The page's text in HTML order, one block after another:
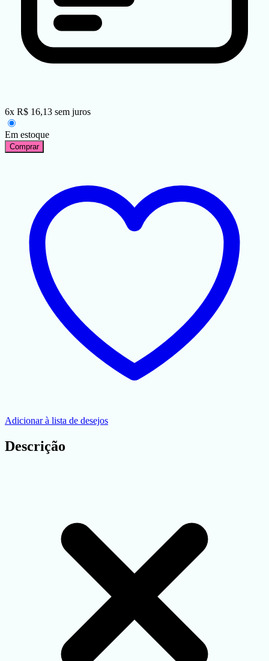
6x R$ 16,13 sem juros
Em estoque
Comprar
Adicionar à lista de desejos
Descrição